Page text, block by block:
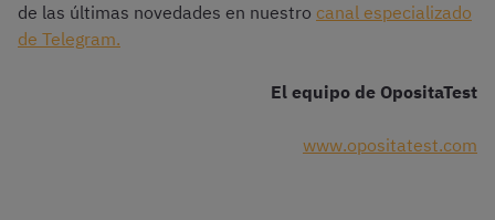
de las últimas novedades en nuestro canal especializado
de Telegram.
El equipo de OpositaTest
www.opositatest.com